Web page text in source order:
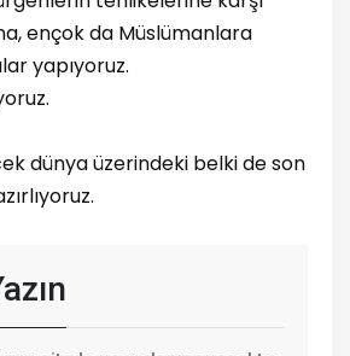
ençok da Müslümanlara
yapıyoruz.
dünya üzerindeki belki de son